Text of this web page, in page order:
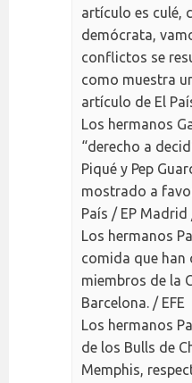
artículo es culé,
demócrata,
conflictos se
como muestra
artículo de El
Los hermanos
“derecho a
Piqué y Pep
mostrado a
País / EP Madrid
Los hermanos
comida que han
miembros de la
Barcelona. / EFE
Los hermanos
de los Bulls de
Memphis,